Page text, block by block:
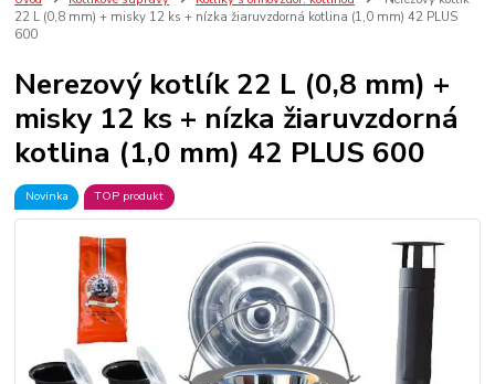
22 L (0,8 mm) + misky 12 ks + nízka žiaruvzdorná kotlina (1,0 mm) 42 PLUS
600
Nerezový kotlík 22 L (0,8 mm) +
misky 12 ks + nízka žiaruvzdorná
kotlina (1,0 mm) 42 PLUS 600
Novinka TOP produkt